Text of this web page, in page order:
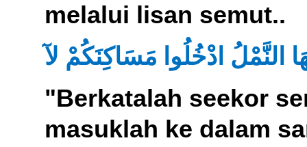
melalui lisan semut..
النَّمْلُ ادْخُلُوا مَسَاكِنَكُمْ لآ
"Berkatalah seekor
masuklah ke dalam